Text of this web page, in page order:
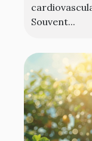
Souvent...